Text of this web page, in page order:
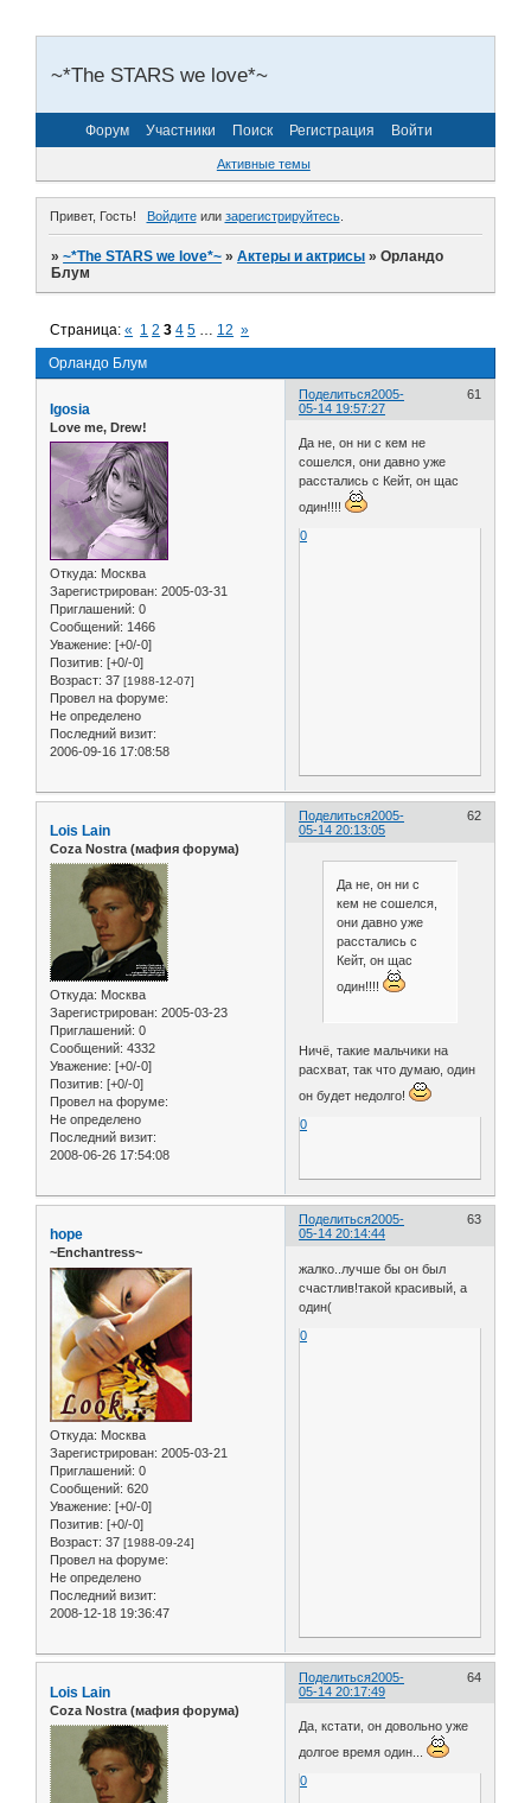
~*The STARS we love*~
Форум Участники Поиск Регистрация Войти
Активные темы
Привет, Гость! Войдитеили зарегистрируйтесь.
»~*The STARS we love*~ »Актеры и актрисы »Орландо
Блум
Орландо Блум
Страница:« 1 2 3 4 5 … 12 »
Поделиться 61
2005-
05-14 19:57:27
Igosia
Love me, Drew!
Откуда: Москва
Зарегистрирован: 2005-03-31
Приглашений: 0
Сообщений: 1466
Уважение: [+0/-0]
Позитив: [+0/-0]
Возраст: 37 [1988-12-07]
Провел на форуме:
Не определено
Последний визит:
2006-09-16 17:08:58
Да не, он ни с кем не
сошелся, они давно уже
расстались с Кейт, он щас
один!!!!
0
Поделиться 62
2005-
05-14 20:13:05
Lois Lain
Coza Nostra (мафия форума)
Откуда: Москва
Зарегистрирован: 2005-03-23
Приглашений: 0
Сообщений: 4332
Уважение: [+0/-0]
Позитив: [+0/-0]
Провел на форуме:
Не определено
Последний визит:
2008-06-26 17:54:08
Да не, он ни с
кем не сошелся,
они давно уже
расстались с
Кейт, он щас
один!!!!
Ничё, такие мальчики на
расхват, так что думаю, один
он будет недолго!
0
Поделиться 63
2005-
05-14 20:14:44
hope
~Enchantress~
Откуда: Москва
Зарегистрирован: 2005-03-21
Приглашений: 0
Сообщений: 620
Уважение: [+0/-0]
Позитив: [+0/-0]
Возраст: 37 [1988-09-24]
Провел на форуме:
Не определено
Последний визит:
2008-12-18 19:36:47
жалко..лучше бы он был
счастлив!такой красивый, а
один(
0
Поделиться 64
2005-
05-14 20:17:49
Lois Lain
Coza Nostra (мафия форума)
Да, кстати, он довольно уже
долгое время один...
0